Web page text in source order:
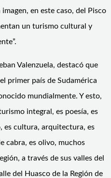
en este caso, del Pisco
un turismo cultural y
Valenzuela, destacó que
primer país de Sudamérica
mundialmente. Y esto,
integral, es poesía, es
es cultura, arquitectura, es
cabra, es olivo, muchos
a través de sus valles del
del Huasco de la Región de